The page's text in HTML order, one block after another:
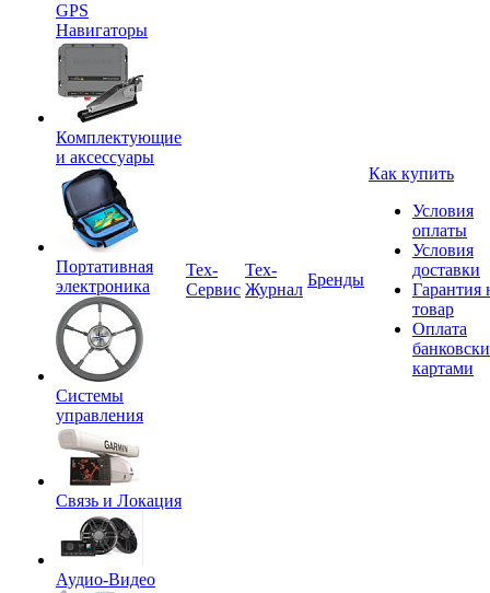
GPS
Навигаторы
Комплектующие
и аксессуары
Портативная
электроника
Системы
управления
Связь и Локация
Аудио-Видео
Tex-
Сервис
Тех-
Журнал
Бренды
Как купить
Условия
оплаты
Условия
доставки
Гарантия
товар
Оплата
картами